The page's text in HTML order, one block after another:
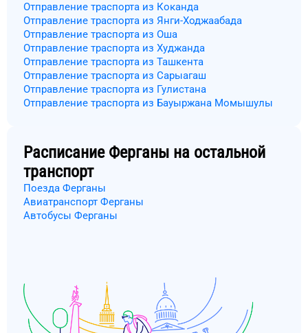
Отправление траспорта из Коканда
Отправление траспорта из Янги-Ходжаабада
Отправление траспорта из Оша
Отправление траспорта из Худжанда
Отправление траспорта из Ташкента
Отправление траспорта из Сарыагаш
Отправление траспорта из Гулистана
Отправление траспорта из Бауыржана Момышулы
Расписание Ферганы на остальной
транспорт
Поезда Ферганы
Авиатранспорт Ферганы
Автобусы Ферганы